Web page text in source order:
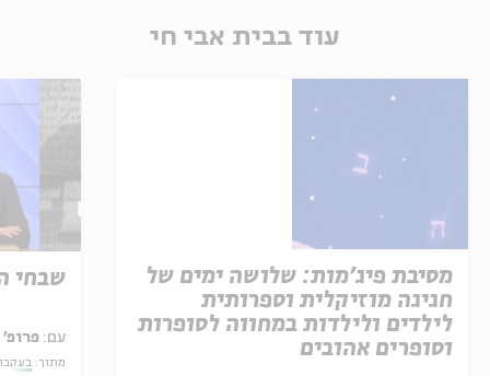
עוד בבית אבי חי
מסיבת פיג'מות: שלושה ימים של
חגיגה מוזיקלית וספרותית
לילדים ולילדות במחווה לסופרות
וסופרים אהובים
שבחי
עם: פרופ'
מתוך: